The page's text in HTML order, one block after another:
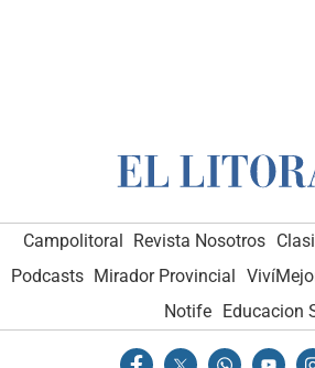
Campolitoral Revista Nosotros
Podcasts Mirador Provincial
Notife Educacion